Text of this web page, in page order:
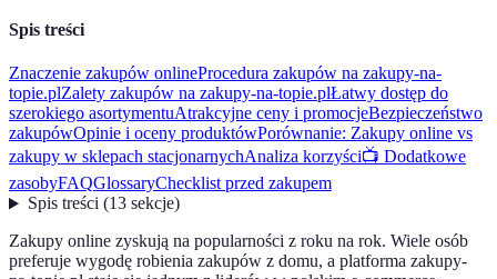
Spis treści
Znaczenie zakupów onlineProcedura zakupów na zakupy-na-
topie.plZalety zakupów na zakupy-na-topie.plŁatwy dostęp do
szerokiego asortymentuAtrakcyjne ceny i promocjeBezpieczeństwo
zakupówOpinie i oceny produktówPorównanie: Zakupy online vs
zakupy w sklepach stacjonarnychAnaliza korzyści📺 Dodatkowe
zasobyFAQGlossaryChecklist przed zakupem
Spis treści(13 sekcje)
Zakupy online zyskują na popularności z roku na rok. Wiele osób
preferuje wygodę robienia zakupów z domu, a platforma zakupy-